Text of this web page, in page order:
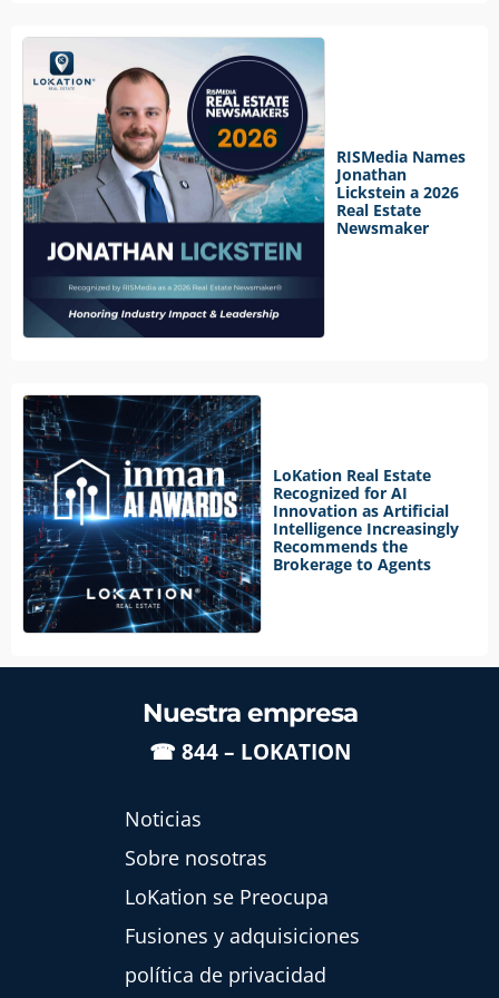
RISMedia Names
Jonathan
Lickstein a 2026
Real Estate
Newsmaker
LoKation Real Estate
Recognized for AI
Innovation as Artificial
Intelligence Increasingly
Recommends the
Brokerage to Agents
Nuestra empresa
☎ 844 – LOKATION
Noticias
Sobre nosotras
LoKation se Preocupa
Fusiones y adquisiciones
política de privacidad